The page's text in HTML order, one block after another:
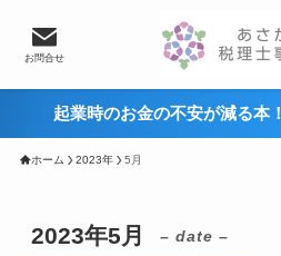
お問合せ
起業時のお金の不安が減る本！
ホーム 2023年 5月
2023年5月 – date –